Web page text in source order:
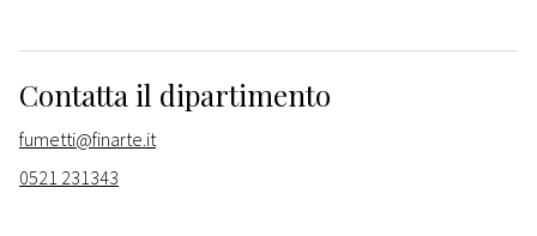
Contatta il dipartimento
fumetti@finarte.it
0521 231343